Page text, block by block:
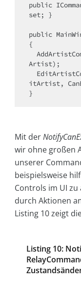
public
set; }
public
{
Artist);
itArtist,
Mit der
wir ohne großen
unserer
beispielsweise
Controls im UI
durch Aktionen
Listing 10 zeigt
Listing 10: